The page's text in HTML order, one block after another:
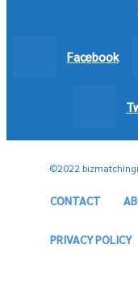
Facebook
©2022
CONTACT
PRIVACY POLICY